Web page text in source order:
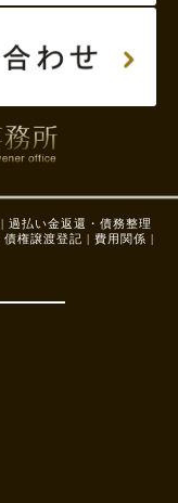
| 過払い金返還・債務整理
債権譲渡登記 | 費用関係 |